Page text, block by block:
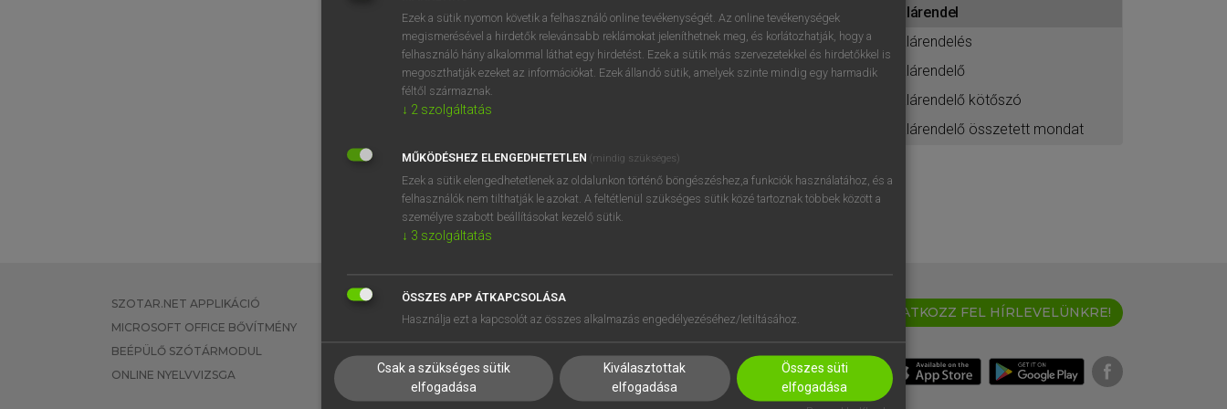
BELÉPÉS
próbaverziójának elindításához
regisztrálok ésbelépek.
REGISZTRÁCIÓ
alárendel
alárendelés
alárendelő
alárendelő kötőszó
alárendelő összetett mondat
SZOTAR.NET APPLIKÁCIÓ
MICROSOFT OFFICE BŐVÍTMÉNY
BEÉPÜLŐ SZÓTÁRMODUL
ONLINE NYELVVIZSGA
EGYÉNI FELHASZNÁLÓKNAK
TANULÓKNAK
VÁLLALATI MEGOLDÁSOK
SÚGÓ
RÓLUNK
SÜTI BEÁLLÍTÁSOK
IRATKOZZ FEL HÍRLEVELÜNKRE!
Ezek a sütik nyomon követik a felhasználó online tevékenységét. Az online tevékenységek
megismerésével a hirdetők relevánsabb reklámokat jeleníthetnek meg, és korlátozhatják, hogy a
felhasználó hány alkalommal láthat egy hirdetést. Ezek a sütik más szervezetekkel és hirdetőkkel is
megoszthatják ezeket az információkat. Ezek állandó sütik, amelyek szinte mindig egy harmadik
féltől származnak.
↓ 2 szolgáltatás
MŰKÖDÉSHEZ ELENGEDHETETLEN (mindig szükséges)
Ezek a sütik elengedhetetlenek az oldalunkon történő böngészéshez,a funkciók használatához, és a
felhasználók nem tilthatják le azokat. A feltétlenül szükséges sütik közé tartoznak többek között a
személyre szabott beállításokat kezelő sütik.
↓ 3 szolgáltatás
ÖSSZES APP ÁTKAPCSOLÁSA
Használja ezt a kapcsolót az összes alkalmazás engedélyezéséhez/letiltásához.
Csak a szükséges sütik
elfogadása
Kiválasztottak
elfogadása
Összes süti
elfogadása